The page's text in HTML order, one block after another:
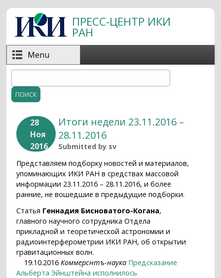
Перейти к основному содержанию
ПРЕСС-ЦЕНТР ИКИ
РАН
Menu
Форма поиска
28
Ноя
2016
Итоги недели 23.11.2016 –
28.11.2016
Submitted by sv
Представляем подборку новостей и материалов,
упоминающих ИКИ РАН в средствах массовой
информации 23.11.2016 – 28.11.2016, и более
ранние, не вошедшие в предыдущие подборки.
Статья Геннадия Бисноватого-Когана,
главного научного сотрудника Отдела
прикладной и теоретической астрономии и
радиоинтерферометрии ИКИ РАН, об открытии
гравитационных волн.
19.10.2016 Коммерснтъ-наука Предсказание
Альберта Эйнштейна исполнилось